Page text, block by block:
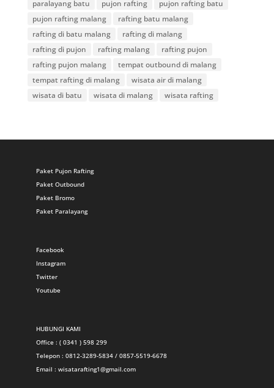
paralayang batu
pujon rafting
pujon rafting batu
pujon rafting malang
rafting batu malang
rafting di batu malang
rafting di malang
rafting di pujon
rafting malang
rafting pujon
rafting pujon malang
tempat outbound di malang
tempat rafting di malang
wisata air di malang
wisata di batu
wisata di malang wisata rafting
Paket Pujon Rafting
Paket Outbound
Paket Bromo
Paket Paralayang
Facebook
Instagram
Twitter
Youtube
HUBUNGI KAMI
Office : ( 0341 ) 598 299
Telepon : 0812-3289-5834 / 0857-5519-6678
Email : wisatarafting1@gmail.com